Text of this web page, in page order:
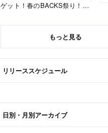
ゲット！春のBACKS祭り！
京】
もっと見る
リリーススケジュール
日別・月別アーカイブ